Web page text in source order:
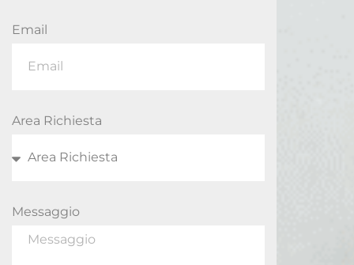
Email
Area Richiesta
Messaggio